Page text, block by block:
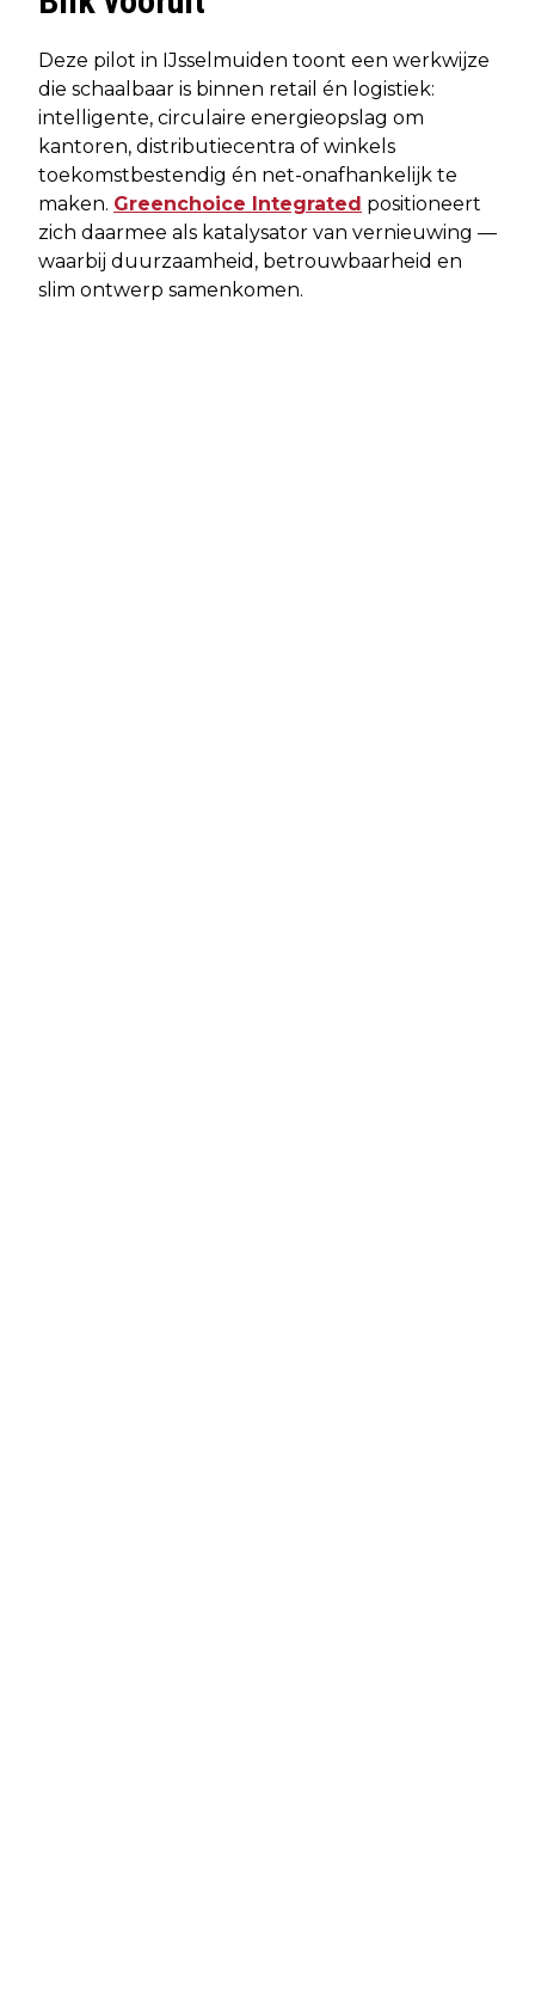
Deze pilot in IJsselmuiden toont een werkwijze
die schaalbaar is binnen retail én logistiek:
intelligente, circulaire energieopslag om
kantoren, distributiecentra of winkels
toekomstbestendig én net-onafhankelijk te
maken. Greenchoice Integrated positioneert
zich daarmee als katalysator van vernieuwing —
waarbij duurzaamheid, betrouwbaarheid en
slim ontwerp samenkomen.